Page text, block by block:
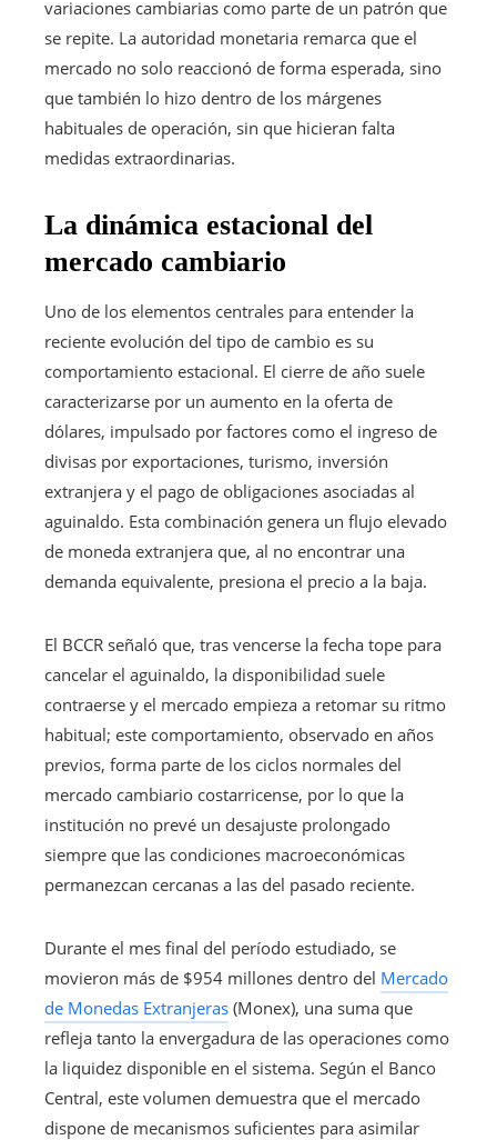
variaciones cambiarias como parte de un patrón que
se repite. La autoridad monetaria remarca que el
mercado no solo reaccionó de forma esperada, sino
que también lo hizo dentro de los márgenes
habituales de operación, sin que hicieran falta
medidas extraordinarias.
La dinámica estacional del
mercado cambiario
Uno de los elementos centrales para entender la
reciente evolución del tipo de cambio es su
comportamiento estacional. El cierre de año suele
caracterizarse por un aumento en la oferta de
dólares, impulsado por factores como el ingreso de
divisas por exportaciones, turismo, inversión
extranjera y el pago de obligaciones asociadas al
aguinaldo. Esta combinación genera un flujo elevado
de moneda extranjera que, al no encontrar una
demanda equivalente, presiona el precio a la baja.
El BCCR señaló que, tras vencerse la fecha tope para
cancelar el aguinaldo, la disponibilidad suele
contraerse y el mercado empieza a retomar su ritmo
habitual; este comportamiento, observado en años
previos, forma parte de los ciclos normales del
mercado cambiario costarricense, por lo que la
institución no prevé un desajuste prolongado
siempre que las condiciones macroeconómicas
permanezcan cercanas a las del pasado reciente.
Durante el mes final del período estudiado, se
movieron más de $954 millones dentro del Mercado
de Monedas Extranjeras (Monex), una suma que
refleja tanto la envergadura de las operaciones como
la liquidez disponible en el sistema. Según el Banco
Central, este volumen demuestra que el mercado
dispone de mecanismos suficientes para asimilar